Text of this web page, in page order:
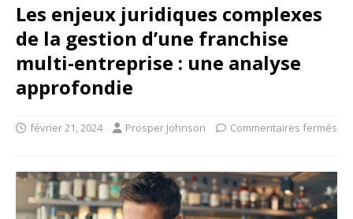
Les enjeux juridiques complexes
de la gestion d’une franchise
multi-entreprise : une analyse
approfondie
février 21, 2024 Prosper Johnson Commentaires fermés